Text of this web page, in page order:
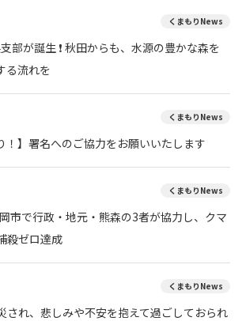
くまもりNews
部が誕生 ❗ 秋田からも、水源の豊かな森を
る流れを
くまもりNews
！】署名へのご協力をお願いいたします
くまもりNews
で行政・地元・熊森の3者が協力し、クマ
殺ゼロ達成
くまもりNews
され、悲しみや不安を抱えて過ごしておられ